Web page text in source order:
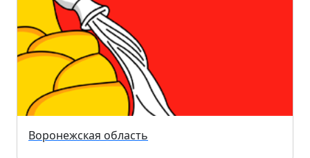
Воронежская область